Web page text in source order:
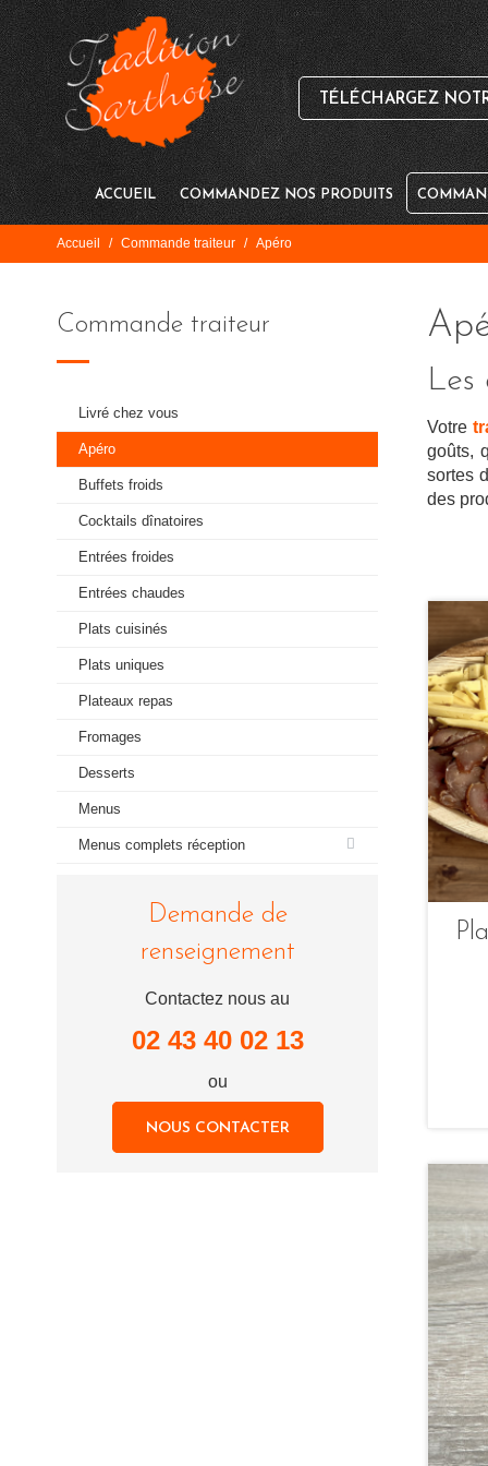
TÉLÉCHARGEZ
ACCUEIL COMMANDEZ NOS PRODUITS
Accueil / Commande traiteur / Apéro
Les
Votre
goûts,
sortes
des
Commande traiteur
Livré chez vous
Apéro
Buffets froids
Cocktails dînatoires
Entrées froides
Entrées chaudes
Plats cuisinés
Plats uniques
Plateaux repas
Fromages
Desserts
Menus
Menus complets réception
Demande de
renseignement
Contactez nous au
02 43 40 02 13
ou
NOUS CONTACTER